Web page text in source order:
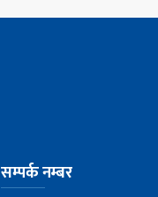
सम्पर्क नम्बर